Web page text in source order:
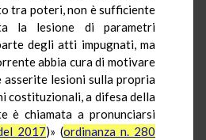
tra poteri, non è sufficiente
la lesione di parametri
degli atti impugnati, ma
abbia cura di motivare
asserite lesioni sulla propria
costituzionali, a difesa della
è chiamata a pronunciarsi
2017)» (ordinanza n. 280